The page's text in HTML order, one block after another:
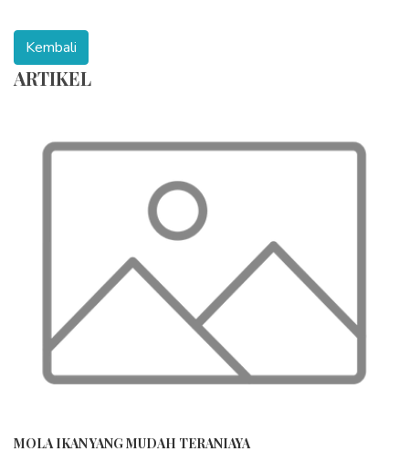
ARTIKEL
MOLA IKAN YANG MUDAH TERANIAYA